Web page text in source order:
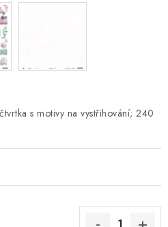
s motivy na vystřihování; 240